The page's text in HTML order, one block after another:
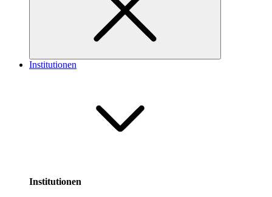
Institutionen
Institutionen